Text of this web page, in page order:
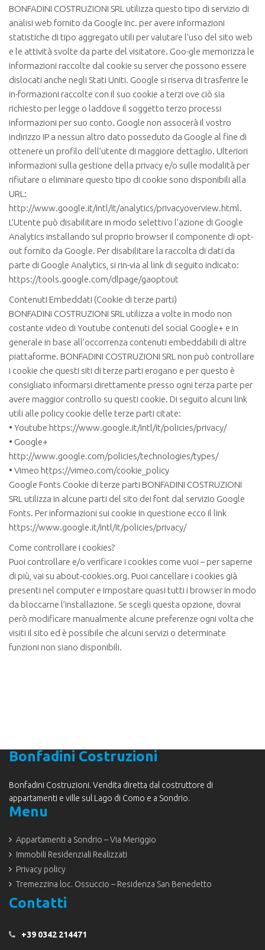
BONFADINI COSTRUZIONI SRL utilizza questo tipo di servizio di
analisi web fornito da Google Inc. per avere informazioni
statistiche di tipo aggregato utili per valutare l’uso del sito web
e le attività svolte da parte del visitatore. Goo-gle memorizza le
informazioni raccolte dal cookie su server che possono essere
dislocati anche negli Stati Uniti. Google si riserva di trasferire le
in-formazioni raccolte con il suo cookie a terzi ove ciò sia
richiesto per legge o laddove il soggetto terzo processi
informazioni per suo conto. Google non assocerà il vostro
indirizzo IP a nessun altro dato posseduto da Google al fine di
ottenere un profilo dell’utente di maggiore dettaglio. Ulteriori
informazioni sulla gestione della privacy e/o sulle modalità per
rifiutare o eliminare questo tipo di cookie sono disponibili alla
URL:
http://www.google.it/intl/it/analytics/privacyoverview.html.
L’Utente può disabilitare in modo selettivo l’azione di Google
Analytics installando sul proprio browser il componente di opt-
out fornito da Google. Per disabilitare la raccolta di dati da
parte di Google Analytics, si rin-via al link di seguito indicato:
https://tools.google.com/dlpage/gaoptout
Contenuti Embeddati (Cookie di terze parti)
BONFADINI COSTRUZIONI SRL utilizza a volte in modo non
costante video di Youtube contenuti del social Google+ e in
generale in base all’occorrenza contenuti embeddabili di altre
piattaforme. BONFADINI COSTRUZIONI SRL non può controllare
i cookie che questi siti di terze parti erogano e per questo è
consigliato informarsi direttamente presso ogni terza parte per
avere maggior controllo su questi cookie. Di seguito alcuni link
utili alle policy cookie delle terze parti citate:
• Youtube https://www.google.it/intl/it/policies/privacy/
• Google+
http://www.google.com/policies/technologies/types/
• Vimeo https://vimeo.com/cookie_policy
Google Fonts Cookie di terze parti BONFADINI COSTRUZIONI
SRL utilizza in alcune parti del sito dei font dal servizio Google
Fonts. Per informazioni sui cookie in questione ecco il link
https://www.google.it/intl/it/policies/privacy/
Come controllare i cookies?
Puoi controllare e/o verificare i cookies come vuoi – per saperne
di più, vai su about-cookies.org. Puoi cancellare i cookies già
presenti nel computer e impostare quasi tutti i browser in modo
da bloccarne l’installazione. Se scegli questa opzione, dovrai
però modificare manualmente alcune preferenze ogni volta che
visiti il sito ed è possibile che alcuni servizi o determinate
funzioni non siano disponibili.
Bonfadini Costruzioni
Bonfadini Costruzioni. Vendita diretta dal costruttore di
appartamenti e ville sul Lago di Como e a Sondrio.
Menu
Appartamenti a Sondrio – Via Meriggio
Immobili Residenziali Realizzati
Privacy policy
Tremezzina loc. Ossuccio – Residenza San Benedetto
Contatti
+39 0342 214471